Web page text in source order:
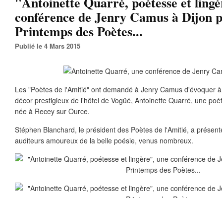
conférence de Jenry Camus à Dijon
Printemps des Poètes...
Publié le 4 Mars 2015
Les "Poètes de l'Amitié" ont demandé à Jenry Camus d'évoquer
décor prestigieux de l'hôtel de Vogüé, Antoinette Quarré, une
née à Recey sur Ource.
Stéphen Blanchard, le président des Poètes de l'Amitié, a
auditeurs amoureux de la belle poésie, venus nombreux.